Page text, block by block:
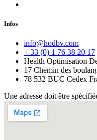
Infos
info@hodbv.com
+ 33 (0) 1 76 38 20 17
Health Optimisation
17 Chemin des
78 532 BUC Cedex
Une adresse doit être